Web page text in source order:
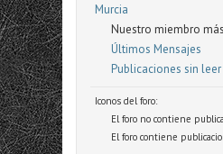
Murcia
Nuestro miembro
Últimos Mensajes
Publicaciones sin leer
Iconos del foro:
El foro no contiene
El foro contiene